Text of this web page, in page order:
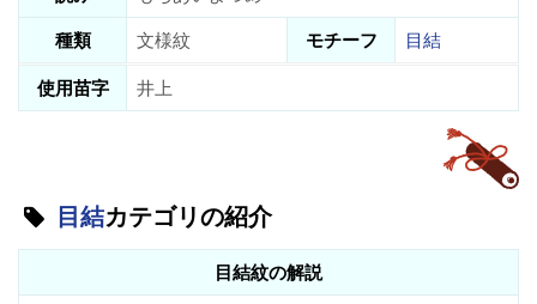
種類
文様紋 モチーフ
目結
使用苗字
井上
目結カテゴリの紹介
目結紋の解説